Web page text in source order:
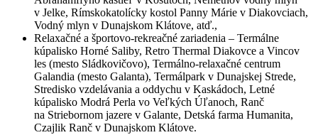
v Jelke, Rímskokatolícky kostol Panny Márie v Diakovciach,
Vodný mlyn v Dunajskom Klátove, atď.,
Relaxačné a športovo-rekreačné zariadenia – Termálne
kúpalisko Horné Saliby, Retro Thermal Diakovce a Vincov
les (mesto Sládkovičovo), Termálno-relaxačné centrum
Galandia (mesto Galanta), Termálpark v Dunajskej Strede,
Stredisko vzdelávania a oddychu v Kaskádoch, Letné
kúpalisko Modrá Perla vo Veľkých Úľanoch, Ranč
na Striebornom jazere v Galante, Detská farma Humanita,
Czajlik Ranč v Dunajskom Klátove.